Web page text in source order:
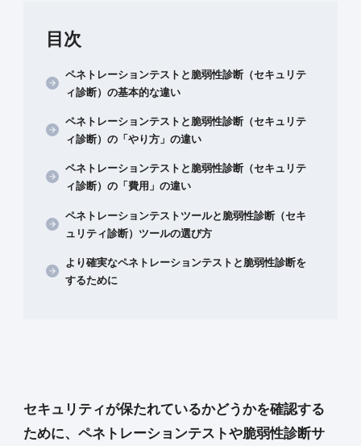
目次
ペネトレーションテストと脆弱性診断（セキュリテ
ィ診断）の基本的な違い
ペネトレーションテストと脆弱性診断（セキュリテ
ィ診断）の「やり方」の違い
ペネトレーションテストと脆弱性診断（セキュリテ
ィ診断）の「費用」の違い
ペネトレーションテストツールと脆弱性診断（セキ
ュリティ診断）ツールの選び方
より確実なペネトレーションテストと脆弱性診断を
するために
セキュリティが保たれているかどうかを確認する
ために、ペネトレーションテストや脆弱性診断サ